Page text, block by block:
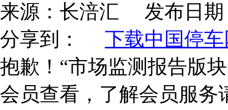
来源： 长涪汇 发布日期
分享到：
下载中国停车
抱歉！“市场监测报告版
会员查看，了解会员服务